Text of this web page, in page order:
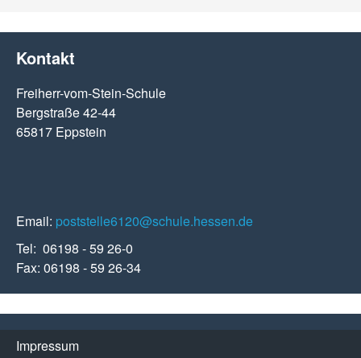
Kontakt
Freiherr-vom-Stein-Schule
Bergstraße 42-44
65817 Eppstein
Email: poststelle6120@schule.hessen.de
Tel: 06198 - 59 26-0
Fax: 06198 - 59 26-34
Impressum